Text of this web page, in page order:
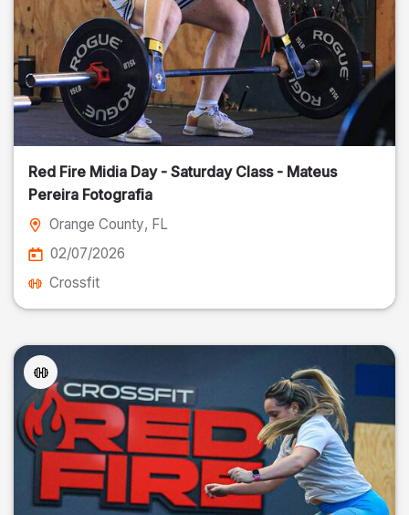
Red Fire Midia Day - Saturday Class - Mateus
Pereira Fotografia
Orange County, FL
02/07/2026
Crossfit